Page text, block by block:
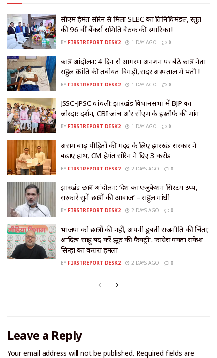
सीएम हेमंत सोरेन से मिला SLBC का प्रतिनिधिमंडल, प्रस्तुत
की 96 वीं बैंकर्स समिति बैठक की स्मारिका !
BY FIRSTREPORT DESK2 1 DAY AGO 0
छात्र आंदोलन: 4 दिन से आमरण अनशन पर बैठे छात्र नेता
राहुल क्रांति की तबीयत बिगड़ी, सदर अस्पताल में भर्ती !
BY FIRSTREPORT DESK2 1 DAY AGO 0
JSSC-JPSC धांधली: झारखंड विधानसभा में BJP का
जोरदार प्रदर्शन, CBI जांच और सीएम के इस्तीफे की मांग
BY FIRSTREPORT DESK2 1 DAY AGO 0
असम बाढ़ पीड़ितों की मदद के लिए झारखंड सरकार ने
बढ़ाए हाथ, CM हेमंत सोरेन ने दिए ₹3 करोड़
BY FIRSTREPORT DESK2 2 DAYS AGO 0
झारखंड छात्र आंदोलन: ‘देश का एजुकेशन सिस्टम ठप्प,
सरकारें सुनें छात्रों की आवाज’ – राहुल गांधी
BY FIRSTREPORT DESK2 2 DAYS AGO 0
भाजपा को छात्रों की नहीं, अपनी डूबती राजनीति की चिंता;
आदित्य साहू बंद करें झूठ की फैक्ट्री”: कांग्रेस प्रवक्ता राकेश
सिन्हा का करारा हमला
BY FIRSTREPORT DESK2 2 DAYS AGO 0
Leave a Reply
Your email address will not be published. Required fields are